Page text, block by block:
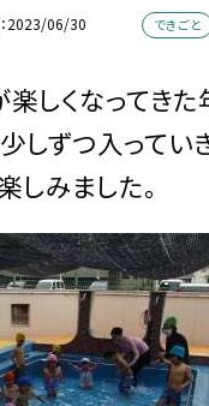
2023/06/30 できごと
しくなってきた
しずつ入ってい
みました。